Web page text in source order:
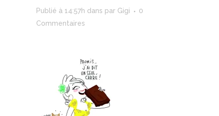
Publié à 14:57h dans par Gigi
0
Commentaires